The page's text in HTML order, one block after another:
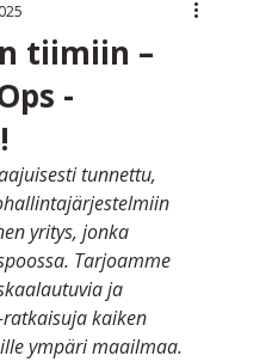
tiimiin –
-
tunnettu,
yritys, jonka
Tarjoamme
ja
kaiken
ympäri maailmaa.